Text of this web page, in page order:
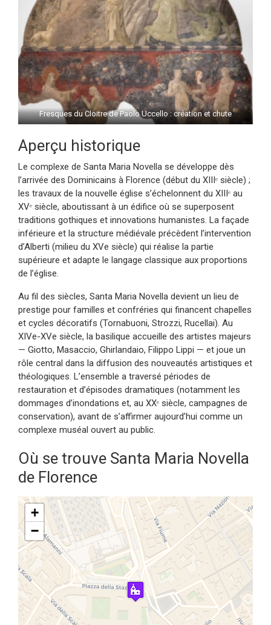
Fresques du Cloitre de Paolo Uccello : création et chute
Aperçu historique
Le complexe de Santa Maria Novella se développe dès
l’arrivée des Dominicains à Florence (début du XIIIᵉ siècle) ;
les travaux de la nouvelle église s’échelonnent du XIIIᵉ au
XVᵉ siècle, aboutissant à un édifice où se superposent
traditions gothiques et innovations humanistes. La façade
inférieure et la structure médiévale précèdent l’intervention
d’Alberti (milieu du XVe siècle) qui réalise la partie
supérieure et adapte le langage classique aux proportions
de l’église.
Au fil des siècles, Santa Maria Novella devient un lieu de
prestige pour familles et confréries qui financent chapelles
et cycles décoratifs (Tornabuoni, Strozzi, Rucellai). Au
XIVe-XVe siècle, la basilique accueille des artistes majeurs
— Giotto, Masaccio, Ghirlandaio, Filippo Lippi — et joue un
rôle central dans la diffusion des nouveautés artistiques et
théologiques. L’ensemble a traversé périodes de
restauration et d’épisodes dramatiques (notamment les
dommages d’inondations et, au XXᵉ siècle, campagnes de
conservation), avant de s’affirmer aujourd’hui comme un
complexe muséal ouvert au public.
Où se trouve Santa Maria Novella
de Florence
Travelers' Map is loading...
If you see this after your page is
loaded completely, leafletJS files
are missing.
+
−